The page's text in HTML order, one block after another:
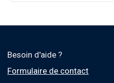
Besoin d'aide ?
Formulaire de contact